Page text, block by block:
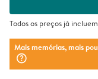
Todos os preços já
Mais memórias, mais
question_mark_circle